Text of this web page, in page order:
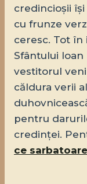
credincioșii
cu frunze
ceresc. Tot în
Sfântului
vestitorul
căldura verii
pentru
credinței.
ce